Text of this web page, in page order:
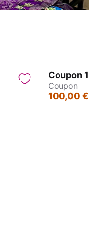
Coupon
Coupon
100,00 €